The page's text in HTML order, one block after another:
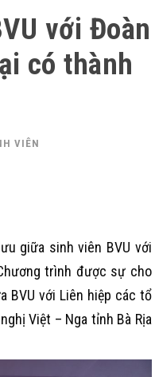
với Đoàn
có thành
VIÊN
giữa sinh viên BVU với
trình được sự cho
BVU với Liên hiệp các tổ
Việt – Nga tỉnh Bà Rịa